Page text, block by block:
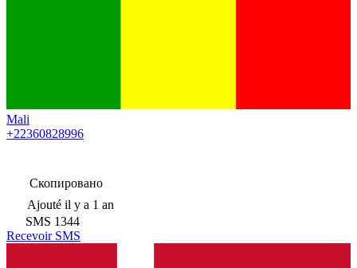
Mali
+22360828996
Скопировано
Ajouté il y a 1 an
SMS 1344
Recevoir SMS